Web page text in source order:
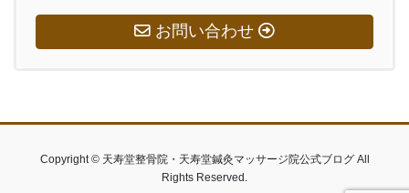
お問い合わせ
Copyright © 天寿堂整骨院・天寿堂鍼灸マッサージ院公式ブログ All
Rights Reserved.